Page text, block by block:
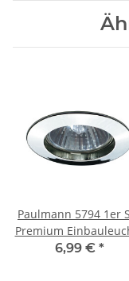
Paulmann 5794 1er
Premium
max 50W GU10
6,99 € *